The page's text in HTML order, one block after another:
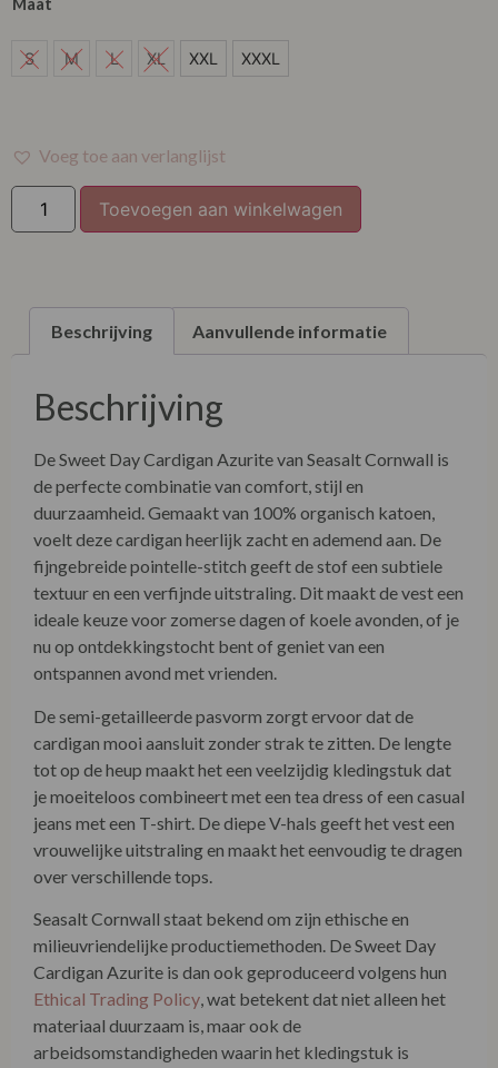
XXL
S M L XL XXL XXXL
Voeg toe aan verlanglijst
Toevoegen aan winkelwagen
Beschrijving Aanvullende informatie
Beschrijving
De Sweet Day Cardigan Azurite van Seasalt Cornwall is
de perfecte combinatie van comfort, stijl en
duurzaamheid. Gemaakt van 100% organisch katoen,
voelt deze cardigan heerlijk zacht en ademend aan. De
fijngebreide pointelle-stitch geeft de stof een subtiele
textuur en een verfijnde uitstraling. Dit maakt de vest een
ideale keuze voor zomerse dagen of koele avonden, of je
nu op ontdekkingstocht bent of geniet van een
ontspannen avond met vrienden.
De semi-getailleerde pasvorm zorgt ervoor dat de
cardigan mooi aansluit zonder strak te zitten. De lengte
tot op de heup maakt het een veelzijdig kledingstuk dat
je moeiteloos combineert met een tea dress of een casual
jeans met een T-shirt. De diepe V-hals geeft het vest een
vrouwelijke uitstraling en maakt het eenvoudig te dragen
over verschillende tops.
Seasalt Cornwall staat bekend om zijn ethische en
milieuvriendelijke productiemethoden. De Sweet Day
Cardigan Azurite is dan ook geproduceerd volgens hun
Ethical Trading Policy, wat betekent dat niet alleen het
materiaal duurzaam is, maar ook de
arbeidsomstandigheden waarin het kledingstuk is